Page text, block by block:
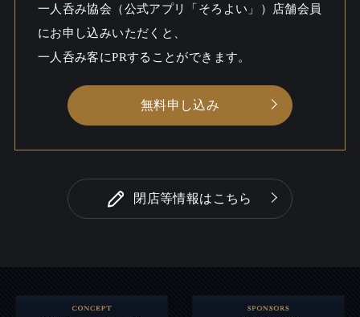
一人呑み協会（公式アプリ「そろよい」）店舗会員
にお申し込みいただくと、
一人呑み客にPRすることができます。
無料申し込み
閉店等情報はこちら